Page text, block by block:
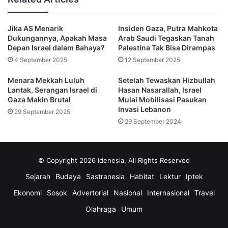
“Tidak ada yang sama seperti sebelumnya, dan Israel pagi ini
sama sendiriannya seperti sebelumnya, saya rasa, selama dua
tahun terakhir,” ujar Goldberg.
untuk menindaklanjuti rencana Trump.
“Jika pemilihan umum cepat diadakan di Israel, ia seharusnya
menjadi perdana menteri yang berperang dalam perang sulit
Profesor urusan publik, Sami Al-Arian, melihat peluang bahwa
rencana Trump dapat benar-benar mengakhiri perang.
Jika AS Menarik
Dukungannya, Apakah Masa
Depan Israel dalam Bahaya?
4 September 2025
Insiden Gaza, Putra Mahkota
Arab Saudi Tegaskan Tanah
Palestina Tak Bisa Dirampas
12 September 2025
Menara Mekkah Luluh
Lantak, Serangan Israel di
Gaza Makin Brutal
29 September 2025
Setelah Tewaskan Hizbullah
Hasan Nasarallah, Israel
Mulai Mobilisasi Pasukan
Invasi Lebanon
29 September 2024
© Copyright 2026 Idenesia, All Rights Reserved
Sejarah Budaya Sastranesia Habitat Lektur
Iptek
Ekonomi
Sosok Advertorial Nasional Internasional
Travel
Olahraga
Umum